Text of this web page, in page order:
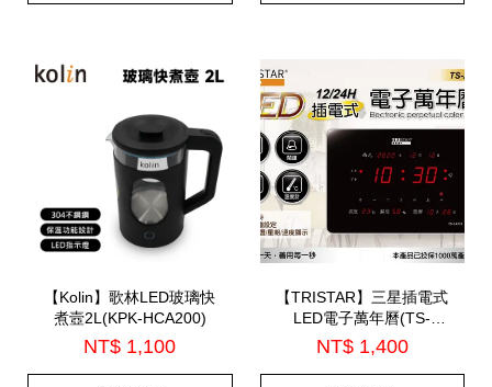
【Kolin】歌林LED玻璃快
煮壼2L(KPK-HCA200)
NT$ 1,100
【TRISTAR】三星插電式
LED電子萬年曆(TS-
A4231)
NT$ 1,400